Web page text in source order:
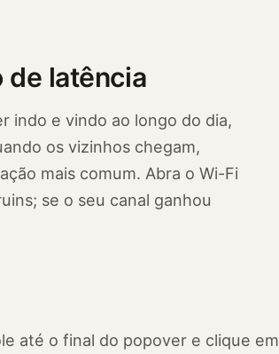
de latência
indo e vindo ao longo do dia,
os vizinhos chegam,
mais comum. Abra o Wi-Fi
se o seu canal ganhou
até o final do popover e clique em